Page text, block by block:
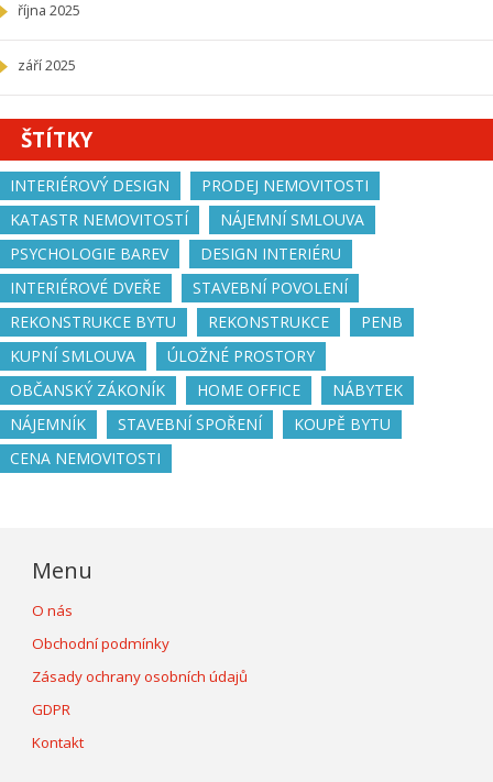
října 2025
září 2025
ŠTÍTKY
INTERIÉROVÝ DESIGN
PRODEJ NEMOVITOSTI
KATASTR NEMOVITOSTÍ
NÁJEMNÍ SMLOUVA
PSYCHOLOGIE BAREV
DESIGN INTERIÉRU
INTERIÉROVÉ DVEŘE
STAVEBNÍ POVOLENÍ
REKONSTRUKCE BYTU
REKONSTRUKCE
PENB
KUPNÍ SMLOUVA
ÚLOŽNÉ PROSTORY
OBČANSKÝ ZÁKONÍK
HOME OFFICE
NÁBYTEK
NÁJEMNÍK
STAVEBNÍ SPOŘENÍ
KOUPĚ BYTU
CENA NEMOVITOSTI
Menu
O nás
Obchodní podmínky
Zásady ochrany osobních údajů
GDPR
Kontakt